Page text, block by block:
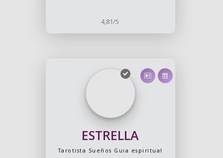
4,81/5
ESTRELLA
Tarotista Sueños Guia espiritual